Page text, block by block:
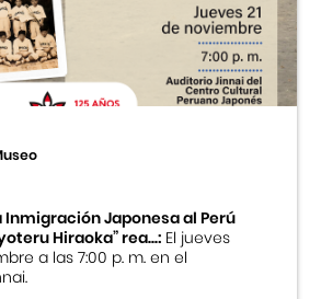
Peruano Japonés
Inmigración Japonesa
Japonés
Inmigración Japonesa al Perú
Hiraoka” rea...:El jueves
a las 7:00 p. m. en el